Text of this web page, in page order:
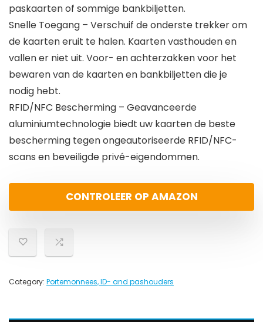
paskaarten of sommige bankbiljetten.
Snelle Toegang – Verschuif de onderste trekker om
de kaarten eruit te halen. Kaarten vasthouden en
vallen er niet uit. Voor- en achterzakken voor het
bewaren van de kaarten en bankbiljetten die je
nodig hebt.
RFID/NFC Bescherming – Geavanceerde
aluminiumtechnologie biedt uw kaarten de beste
bescherming tegen ongeautoriseerde RFID/NFC-
scans en beveiligde privé-eigendommen.
CONTROLEER OP AMAZON
Category: Portemonnees, ID- and pashouders